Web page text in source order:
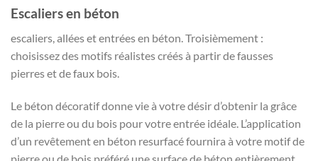
Escaliers en béton
escaliers, allées et entrées en béton. Troisièmement :
choisissez des motifs réalistes créés à partir de fausses
pierres et de faux bois.
Le béton décoratif donne vie à votre désir d’obtenir la grâce
de la pierre ou du bois pour votre entrée idéale. L’application
d’un revêtement en béton resurfacé fournira à votre motif de